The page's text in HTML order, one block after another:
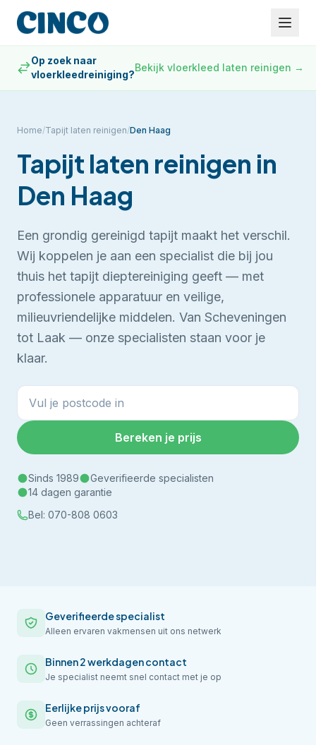
Op zoek naar
vloerkleedreiniging?
Bekijk vloerkleed laten reinigen →
Home/Tapijt laten reinigen/Den Haag
Tapijt laten reinigen in
Den Haag
Een grondig gereinigd tapijt maakt het verschil.
Wij koppelen je aan een specialist die bij jou
thuis het tapijt dieptereiniging geeft — met
professionele apparatuur en veilige,
milieuvriendelijke middelen. Van Scheveningen
tot Laak — onze specialisten staan voor je
klaar.
Bereken je prijs
Sinds 1989
Geverifieerde specialisten
14 dagen garantie
Bel: 070-808 0603
Geverifieerde specialist
Alleen ervaren vakmensen uit ons netwerk
Binnen 2 werkdagen contact
Je specialist neemt snel contact met je op
Eerlijke prijs vooraf
Geen verrassingen achteraf